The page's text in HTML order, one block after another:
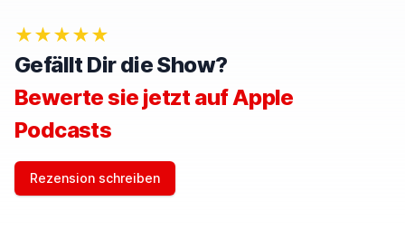
R
E
T
H
I
S
F
E
★★★★★
Gefällt Dir die Show?
Bewerte sie jetzt auf Apple
Podcasts
Rezension schreiben